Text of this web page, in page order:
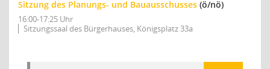
Sitzung des Planungs- und Bauausschusses (ö/nö)
16:00-17:25 Uhr
Sitzungssaal des Bürgerhauses, Königsplatz 33a